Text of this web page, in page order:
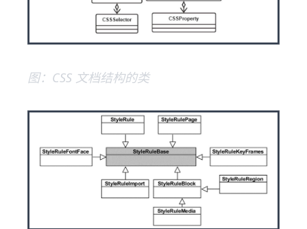
图：CSS 文档结构的类